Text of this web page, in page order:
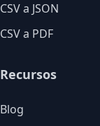
CSV a JSON
CSV a PDF
Recursos
Blog